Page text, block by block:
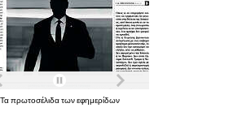
Τα πρωτοσέλιδα των εφημερίδων